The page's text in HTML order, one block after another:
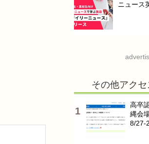
ニュース
その他アク
高卒
縄会
8/27-